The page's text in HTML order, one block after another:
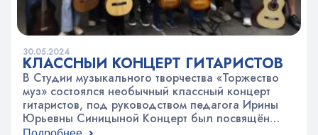
30.05.2024
КЛАССНЫЙ КОНЦЕРТ ГИТАРИСТОВ
В Студии музыкального творчества «Торжество
муз» состоялся необычный классный концерт
гитаристов, под руководством педагога Ирины
Юрьевны Синицыной Концерт был посвящён